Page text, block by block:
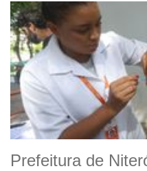
Prefeitura de